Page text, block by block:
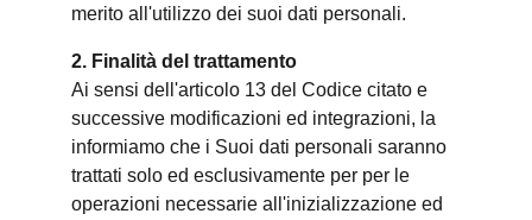
merito all'utilizzo dei suoi dati personali.
2. Finalità del trattamento
Ai sensi dell'articolo 13 del Codice citato e
successive modificazioni ed integrazioni, la
informiamo che i Suoi dati personali saranno
trattati solo ed esclusivamente per per le
operazioni necessarie all'inizializzazione ed